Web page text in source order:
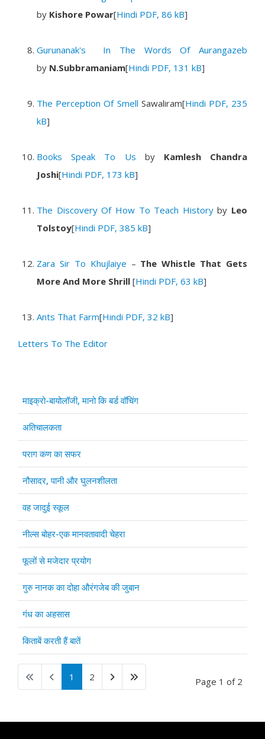
by Kishore Powar[Hindi PDF, 86 kB]
Gurunanak's In The Words Of Aurangazeb
by N.Subbramaniam[Hindi PDF, 131 kB]
The Perception Of Smell Sawaliram[Hindi PDF, 235
kB]
Books Speak To Us by Kamlesh Chandra
Joshi[Hindi PDF, 173 kB]
The Discovery Of How To Teach Historyby Leo
Tolstoy[Hindi PDF, 385 kB]
Zara Sir To Khujlaiye – The Whistle That Gets
More And More Shrill [Hindi PDF, 63 kB]
Ants That Farm[Hindi PDF, 32 kB]
Letters To The Editor
Articles
Title
माइक्रो-बायोलॉजी, मानो कि बर्ड वॉचिंग
अतिचालकता
पराग कण का सफर
नौसादर, पानी और घुलनशीलता
वह जादुई स्कूल
नील्स बोहर-एक मानवतावादी चेहरा
फूलों से मजेदार प्रयोग
गुरु नानक का दोहा औरंगजेब की जुबान
गंध का अहसास
किताबें करती हैं बातें
Page 1 of 2
1 2